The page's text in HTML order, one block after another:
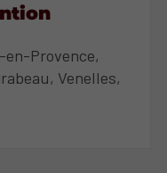
Provence,
Venelles,